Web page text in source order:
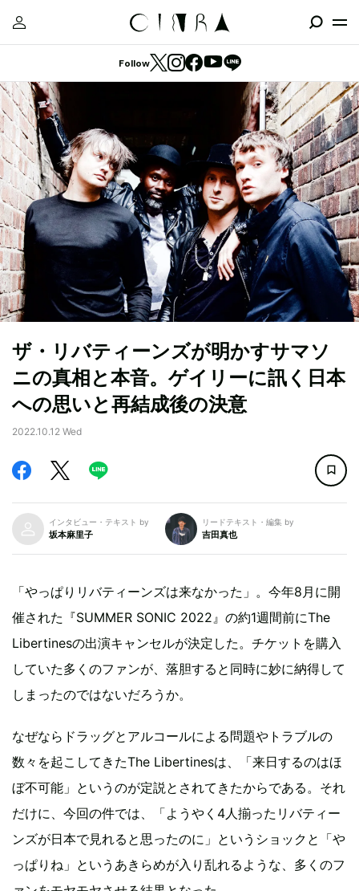
Follow
ザ・リバティーンズが明かすサマソ
ニの真相と本音。ゲイリーに訊く日本
への思いと再結成後の決意
2022.10.12 Wed
インタビュー・テキスト by
坂本麻里子
リードテキスト・編集 by
吉田真也
「やっぱりリバティーンズは来なかった」。今年8月に開
催された『SUMMER SONIC 2022』の約1週間前にThe
Libertinesの出演キャンセルが決定した。チケットを購入
していた多くのファンが、落胆すると同時に妙に納得して
しまったのではないだろうか。
なぜならドラッグとアルコールによる問題やトラブルの
数々を起こしてきたThe Libertinesは、「来日するのはほ
ぼ不可能」というのが定説とされてきたからである。それ
だけに、今回の件では、「ようやく4人揃ったリバティー
ンズが日本で見れると思ったのに」というショックと「や
っぱりね」というあきらめが入り乱れるような、多くのフ